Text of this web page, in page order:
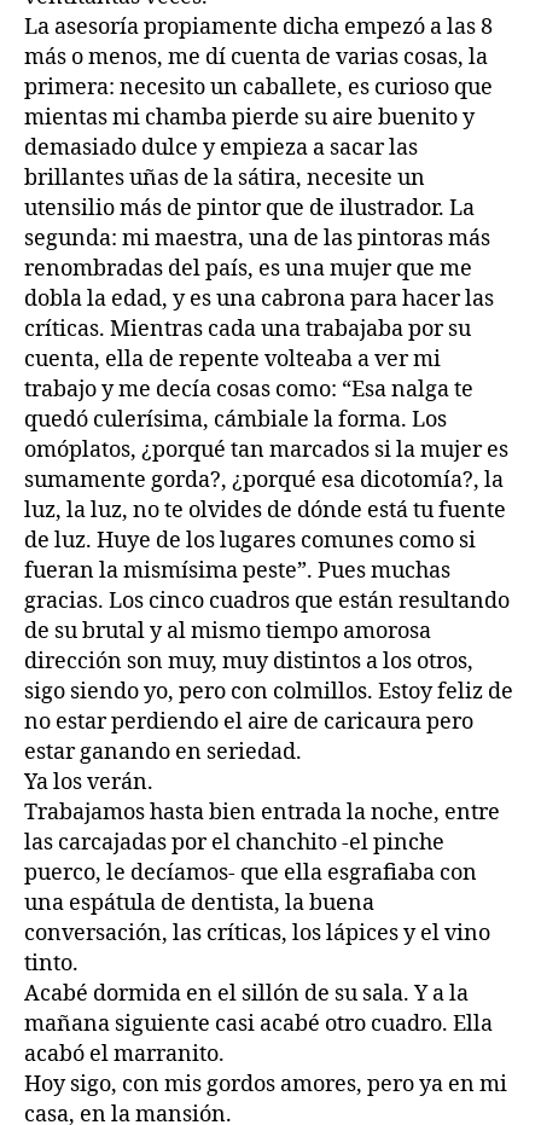
La asesoría propiamente dicha empezó a las 8
más o menos, me dí cuenta de varias cosas, la
primera: necesito un caballete, es curioso que
mientas mi chamba pierde su aire buenito y
demasiado dulce y empieza a sacar las
brillantes uñas de la sátira, necesite un
utensilio más de pintor que de ilustrador. La
segunda: mi maestra, una de las pintoras más
renombradas del país, es una mujer que me
dobla la edad, y es una cabrona para hacer las
críticas. Mientras cada una trabajaba por su
cuenta, ella de repente volteaba a ver mi
trabajo y me decía cosas como: “Esa nalga te
quedó culerísima, cámbiale la forma. Los
omóplatos, ¿porqué tan marcados si la mujer es
sumamente gorda?, ¿porqué esa dicotomía?, la
luz, la luz, no te olvides de dónde está tu fuente
de luz. Huye de los lugares comunes como si
fueran la mismísima peste”. Pues muchas
gracias. Los cinco cuadros que están resultando
de su brutal y al mismo tiempo amorosa
dirección son muy, muy distintos a los otros,
sigo siendo yo, pero con colmillos. Estoy feliz de
no estar perdiendo el aire de caricaura pero
estar ganando en seriedad.
Ya los verán.
Trabajamos hasta bien entrada la noche, entre
las carcajadas por el chanchito -el pinche
puerco, le decíamos- que ella esgrafiaba con
una espátula de dentista, la buena
conversación, las críticas, los lápices y el vino
tinto.
Acabé dormida en el sillón de su sala. Y a la
mañana siguiente casi acabé otro cuadro. Ella
acabó el marranito.
Hoy sigo, con mis gordos amores, pero ya en mi
casa, en la mansión.